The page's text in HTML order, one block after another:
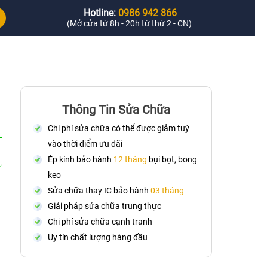
Hotline: 0986 942 866
(Mở cửa từ 8h - 20h từ thứ 2 - CN)
Thông Tin Sửa Chữa
Chi phí sửa chữa có thể được giảm tuỳ
vào thời điểm ưu đãi
Ép kính bảo hành 12 tháng bụi bọt, bong
keo
Sửa chữa thay IC bảo hành 03 tháng
Giải pháp sửa chữa trung thực
Chi phí sửa chữa cạnh tranh
Uy tín chất lượng hàng đầu